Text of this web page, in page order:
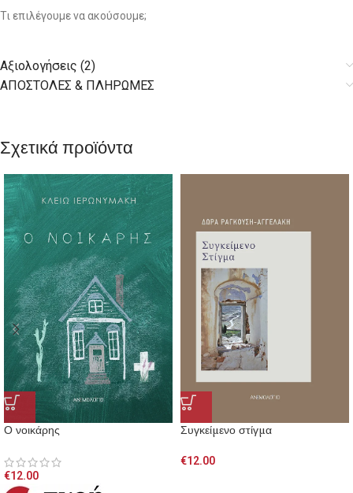
Τι επιλέγουμε να ακούσουμε;
Αξιολογήσεις (2)
AΠΟΣΤΟΛΕΣ & ΠΛΗΡΩΜΕΣ
Σχετικά προϊόντα
Ο νοικάρης
€12.00
Συγκείμενο στίγμα
€12.00